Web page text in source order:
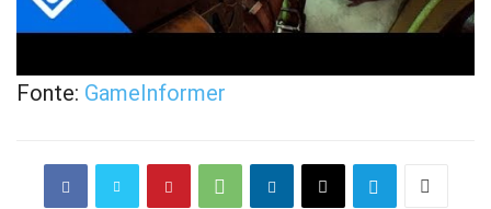
Fonte: GameInformer